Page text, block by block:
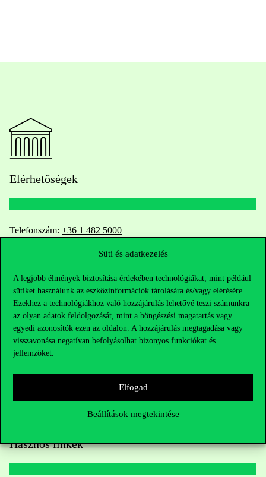
Süti és adatkezelés
A legjobb élmények biztosítása érdekében technológiákat, mint például
sütiket használunk az eszközinformációk tárolására és/vagy elérésére.
Ezekhez a technológiákhoz való hozzájárulás lehetővé teszi számunkra
az olyan adatok feldolgozását, mint a böngészési magatartás vagy
egyedi azonosítók ezen az oldalon. A hozzájárulás megtagadása vagy
visszavonása negatívan befolyásolhat bizonyos funkciókat és
jellemzőket.
Elfogad
Beállítások megtekintése
Elérhetőségek
Telefonszám: +36 1 482 5000
Kérdésed van a felvételivel kapcsolatban?
Oktatói elérhetőségek
HUB jelenlegi hallgatóinknak
Sajtó:press@uni-corvinus.hu
Hasznos linkek